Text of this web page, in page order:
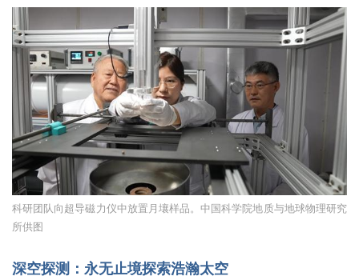
科研团队向超导磁力仪中放置月壤样品。中国科学院地质与地球物理研究
所供图
深空探测：永无止境探索浩瀚太空